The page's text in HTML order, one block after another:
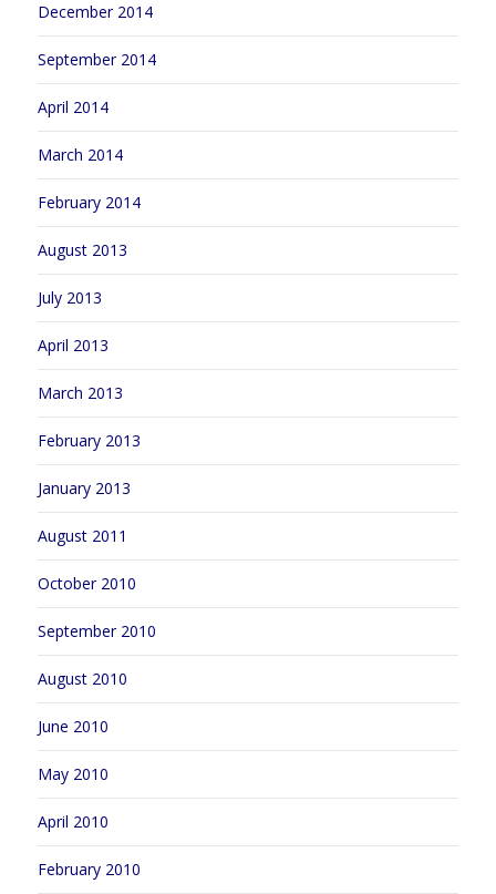
December 2014
September 2014
April 2014
March 2014
February 2014
August 2013
July 2013
April 2013
March 2013
February 2013
January 2013
August 2011
October 2010
September 2010
August 2010
June 2010
May 2010
April 2010
February 2010